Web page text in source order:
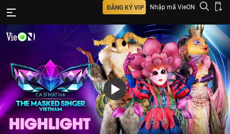
ĐĂNG KÝ VIP Nhập mã VieON